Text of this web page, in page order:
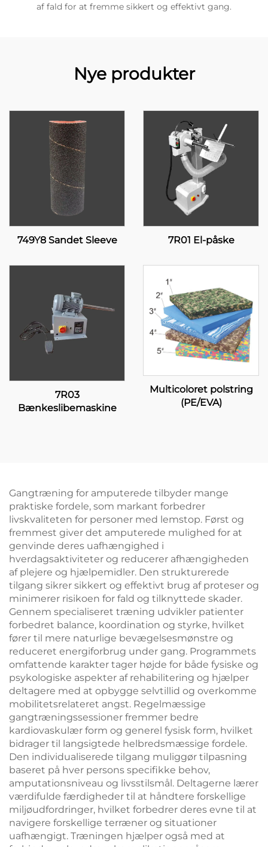
af fald for at fremme sikkert og effektivt gang.
Nye produkter
749Y8 Sandet Sleeve 7R01 El-påske
7R03
Bænkeslibemaskine
Multicoloret polstring
(PE/EVA)
Gangtræning for amputerede tilbyder mange
praktiske fordele, som markant forbedrer
livskvaliteten for personer med lemstop. Først og
fremmest giver det amputerede mulighed for at
genvinde deres uafhængighed i
hverdagsaktiviteter og reducerer afhængigheden
af plejere og hjælpemidler. Den strukturerede
tilgang sikrer sikkert og effektivt brug af proteser og
minimerer risikoen for fald og tilknyttede skader.
Gennem specialiseret træning udvikler patienter
forbedret balance, koordination og styrke, hvilket
fører til mere naturlige bevægelsesmønstre og
reduceret energiforbrug under gang. Programmets
omfattende karakter tager højde for både fysiske og
psykologiske aspekter af rehabilitering og hjælper
deltagere med at opbygge selvtillid og overkomme
mobilitetsrelateret angst. Regelmæssige
gangtræningssessioner fremmer bedre
kardiovaskulær form og generel fysisk form, hvilket
bidrager til langsigtede helbredsmæssige fordele.
Den individualiserede tilgang muliggør tilpasning
baseret på hver persons specifikke behov,
amputationsniveau og livsstilsmål. Deltagerne lærer
værdifulde færdigheder til at håndtere forskellige
miljøudfordringer, hvilket forbedrer deres evne til at
navigere forskellige terræner og situationer
uafhængigt. Træningen hjælper også med at